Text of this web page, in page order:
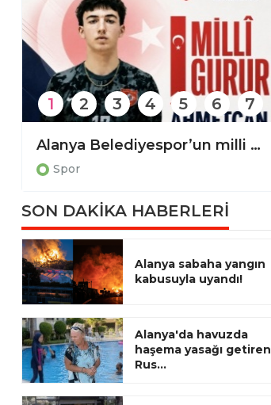
MASK Spor bir yıldız daha yetiştirdi: Yağmur Aynur Galatasaray’da!
Spor
1 2 3 4 5 6 7
SON DAKİKA HABERLERİ
Alanya sabaha yangın
kabusuyla uyandı!
Alanya'da havuzda
haşema yasağı getiren
Rus...